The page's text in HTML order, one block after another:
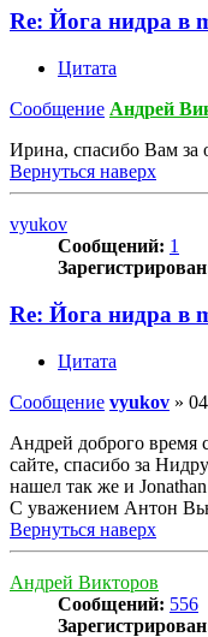
Re: Йога нидра в
Цитата
Сообщение Андрей
Ирина, спасибо Вам за
Вернуться наверх
vyukov
Сообщений: 1
Re: Йога нидра в
Цитата
Сообщение vyukov »
Андрей доброго время
сайте, спасибо за
нашел так же и
С уважением Антон
Вернуться наверх
Андрей Викторов
Сообщений: 556